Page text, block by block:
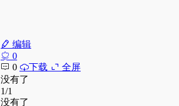
编辑
0
0
下载
全屏
没有了
1/1
没有了